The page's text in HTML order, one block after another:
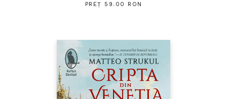
PREȚ 59.00 RON